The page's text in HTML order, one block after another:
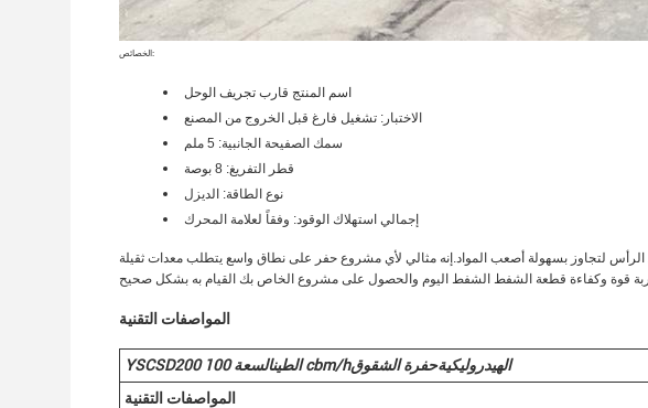
الخصائص:
اسم المنتج قارب تجريف الوحل
الاختبار: تشغيل فارغ قبل الخروج من المصنع
سمك الصفيحة الجانبية: 5 ملم
قطر التفريغ: 8 بوصة
نوع الطاقة: الديزل
إجمالي استهلاك الوقود: وفقاً لعلامة المحرك
المواصفات التقنية
YSCSD200 الطينالسعة 100 cbm/h الهيدروليكيةحفرة الشقوق
المواصفات التقنية